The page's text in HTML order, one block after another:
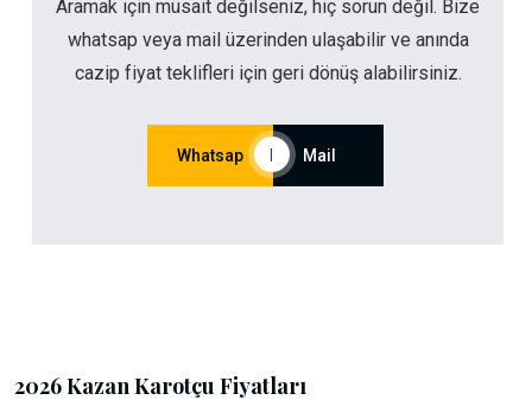
Aramak için müsait değilseniz, hiç sorun değil. Bize
whatsap veya mail üzerinden ulaşabilir ve anında
cazip fiyat teklifleri için geri dönüş alabilirsiniz.
Whatsap Mail
2026 Kazan Karotçu Fiyatları